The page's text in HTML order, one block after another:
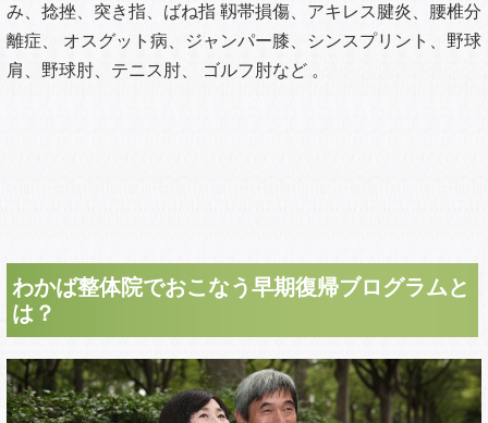
み、捻挫、突き指、ばね指 靱帯損傷、アキレス腱炎、腰椎分
離症、 オスグット病、ジャンパー膝、シンスプリント、野球
肩、野球肘、テニス肘、 ゴルフ肘など 。
わかば整体院でおこなう早期復帰ブログラムと
は？